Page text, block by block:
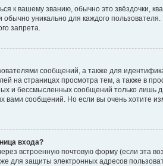
к вашему званию, обычно это звёздочки,
уникально для каждого
запрета.
сообщений, а также для
на страницах просмотра тем, а также в
и бессмысленных сообщений только лишь
сообщений. Но если вы очень хотите
входа?
встроенную почтовую форму (если эта
для защиты электронных адресов